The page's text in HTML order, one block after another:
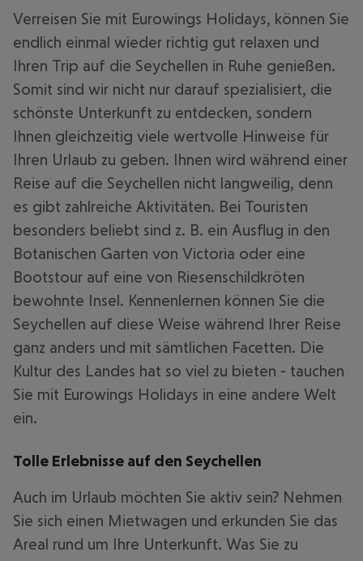
Verreisen Sie mit Eurowings Holidays, können Sie
endlich einmal wieder richtig gut relaxen und
Ihren Trip auf die Seychellen in Ruhe genießen.
Somit sind wir nicht nur darauf spezialisiert, die
schönste Unterkunft zu entdecken, sondern
Ihnen gleichzeitig viele wertvolle Hinweise für
Ihren Urlaub zu geben. Ihnen wird während einer
Reise auf die Seychellen nicht langweilig, denn
es gibt zahlreiche Aktivitäten. Bei Touristen
besonders beliebt sind z. B. ein Ausflug in den
Botanischen Garten von Victoria oder eine
Bootstour auf eine von Riesenschildkröten
bewohnte Insel. Kennenlernen können Sie die
Seychellen auf diese Weise während Ihrer Reise
ganz anders und mit sämtlichen Facetten. Die
Kultur des Landes hat so viel zu bieten - tauchen
Sie mit Eurowings Holidays in eine andere Welt
ein.
Tolle Erlebnisse auf den Seychellen
Auch im Urlaub möchten Sie aktiv sein? Nehmen
Sie sich einen Mietwagen und erkunden Sie das
Areal rund um Ihre Unterkunft. Was Sie zu